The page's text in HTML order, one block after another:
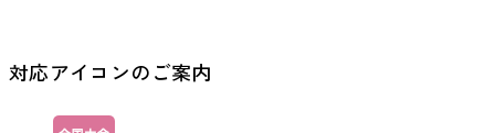
対応アイコンのご案内